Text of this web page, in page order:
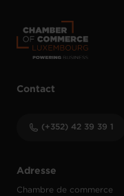
Adresse
Chambre de commerce
Contact
(+352) 42 39 39 1